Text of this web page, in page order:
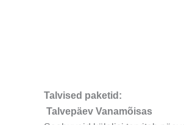
Talvised paketid:
Talvepäev Vanamõisas